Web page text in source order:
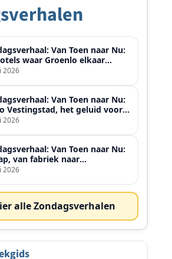
Van Toen naar Nu:
waar Groenlo elkaar
2026
Van Toen naar Nu:
Vestingstad, het geluid voor
streek
2026
Van Toen naar Nu:
van fabriek naar
2026
alle Zondagsverhalen